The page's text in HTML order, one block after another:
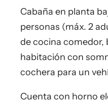
Cabaña en planta
personas (máx. 2
de cocina comedor,
habitación con
cochera para un
Cuenta con horno